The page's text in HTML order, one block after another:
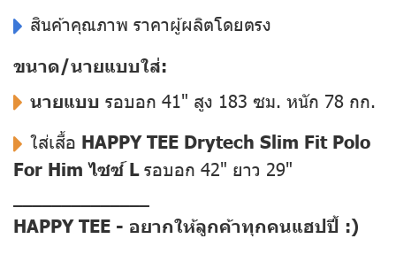
สินค้าคุณภาพ ราคาผู้ผลิตโดยตรง
ขนาด/นายแบบใส่:
นายแบบ รอบอก 41" สูง 183 ซม. หนัก 78 กก.
ใส่เสื้อ HAPPY TEE Drytech Slim Fit Polo
For Him ไซซ์ Lรอบอก 42" ยาว 29"
––––––––––––––
HAPPY TEE - อยากให้ลูกค้าทุกคนแฮปปี้ :)